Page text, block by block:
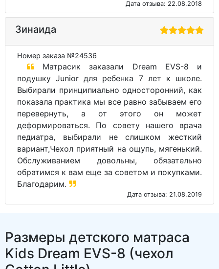
Дата отзыва: 22.08.2018
Зинаида
Номер заказа №24536
Матрасик заказали Dream EVS-8 и
подушку Junior для ребенка 7 лет к школе.
Выбирали принципиально односторонний, как
показала практика мы все равно забываем его
перевернуть, а от этого он может
деформироваться. По совету нашего врача
педиатра, выбирали не слишком жесткий
вариант,Чехол приятный на ощупь, мягенький.
Обслуживанием довольны, обязательно
обратимся к вам еще за советом и покупками.
Благодарим.
Дата отзыва: 21.08.2019
Размеры детского матраса
Kids Dream EVS-8 (чехол